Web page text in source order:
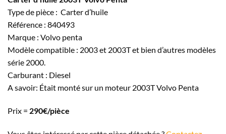
Type de pièce : Carter d’huile
Référence : 840493
Marque : Volvo penta
Modèle compatible : 2003 et 2003T et bien d’autres modèles
série 2000.
Carburant : Diesel
A savoir: Était monté sur un moteur 2003T Volvo Penta
Prix = 290€/pièce